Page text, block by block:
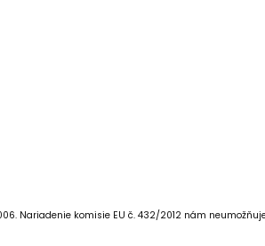
Nariadenie komisie EU č. 432/2012 nám